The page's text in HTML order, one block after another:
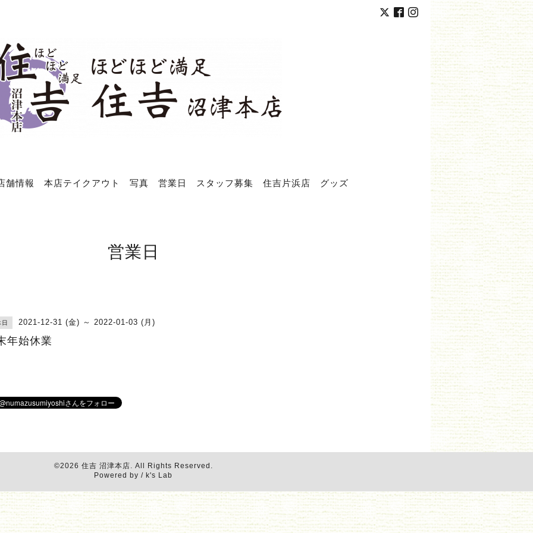
舗情報 本店テイクアウト 写真 営業日 スタッフ募集 住吉片浜店 グッズ
営業日
2021-12-31 (金) ～ 2022-01-03 (月)
年始休業
©2026 住吉 沼津本店. All Rights Reserved.
Powered by / k's Lab